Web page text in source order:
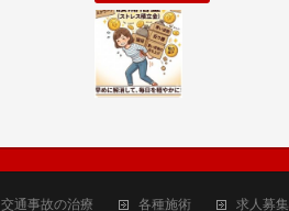
交通事故の治療 各種施術 求人募集